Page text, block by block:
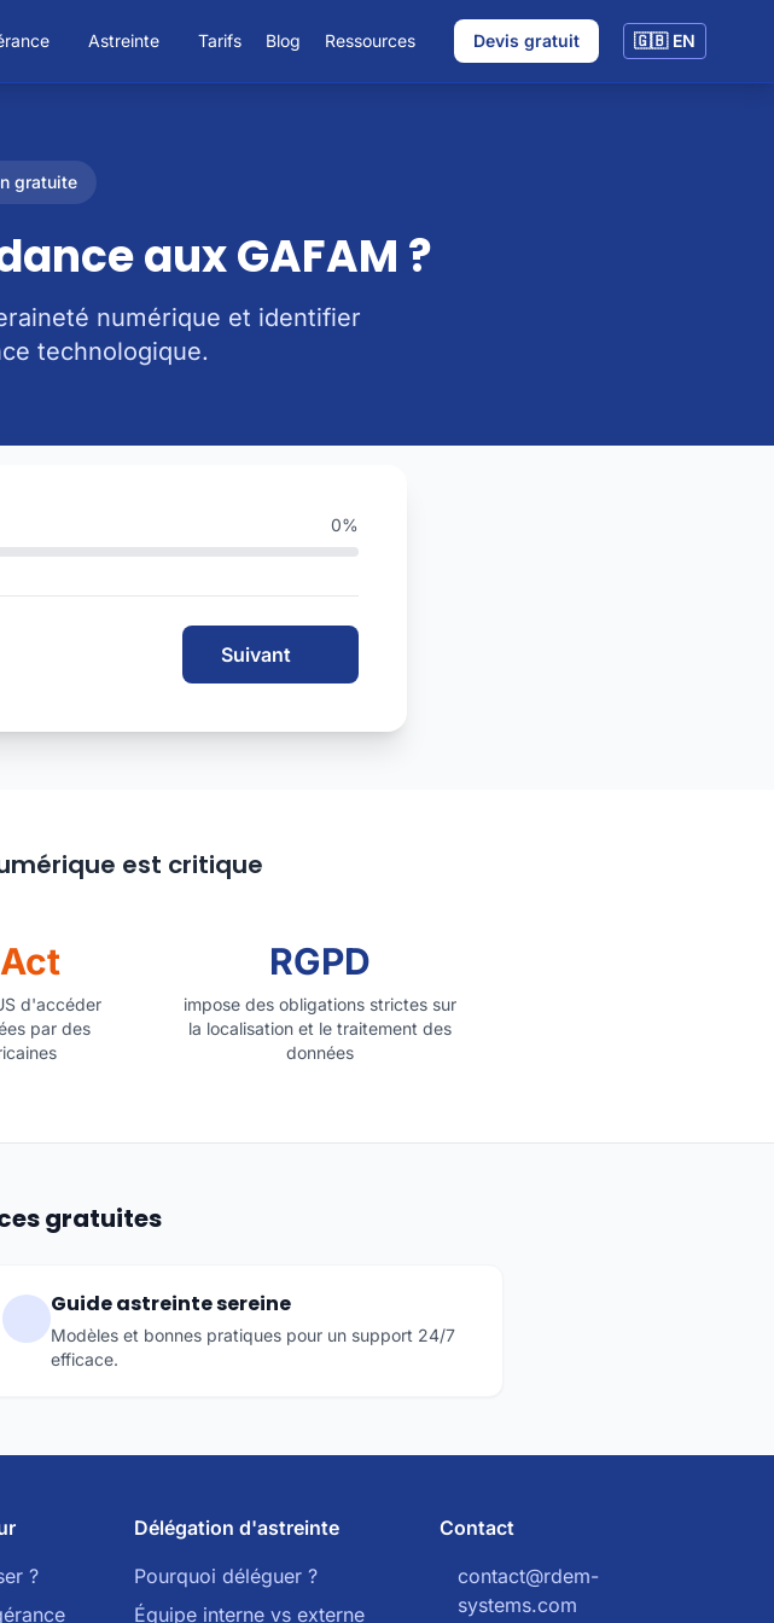
Astreinte Tarifs Blog Ressources Devis gratuit 🇬🇧 EN
gratuite
aux GAFAM ?
numérique et identifier
technologique.
0%
Suivant
est critique
d'accéder
par des
RGPD
impose des obligations strictes sur
la localisation et le traitement des
données
gratuites
Guide astreinte sereine
Modèles et bonnes pratiques pour un support 24/7
efficace.
?
Délégation d'astreinte
Pourquoi déléguer ?
Équipe interne vs externe
Contact
contact@rdem-
systems.com